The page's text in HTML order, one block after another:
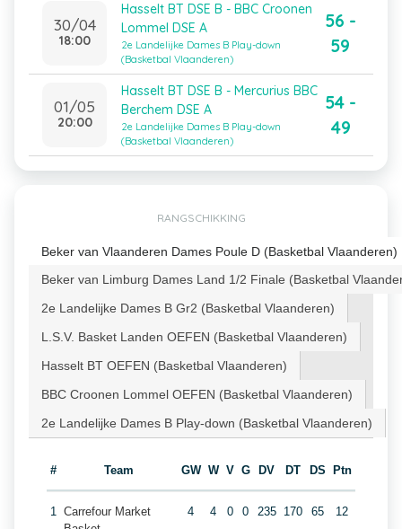
30/04
18:00
Hasselt BT DSE B - BBC Croonen
Lommel DSE A
2e Landelijke Dames B Play-down
(Basketbal Vlaanderen)
56 -
59
01/05
20:00
Hasselt BT DSE B - Mercurius BBC
Berchem DSE A
2e Landelijke Dames B Play-down
(Basketbal Vlaanderen)
54 -
49
RANGSCHIKKING
Beker van Vlaanderen Dames Poule D (Basketbal Vlaanderen)
Beker van Limburg Dames Land 1/2 Finale (Basketbal
2e Landelijke Dames B Gr2 (Basketbal Vlaanderen)
L.S.V. Basket Landen OEFEN (Basketbal Vlaanderen)
Hasselt BT OEFEN (Basketbal Vlaanderen)
BBC Croonen Lommel OEFEN (Basketbal Vlaanderen)
2e Landelijke Dames B Play-down (Basketbal Vlaanderen)
# Team GW W V G DV DT DS Ptn
1 Carrefour Market
4 4 0 0 235 170 65 12